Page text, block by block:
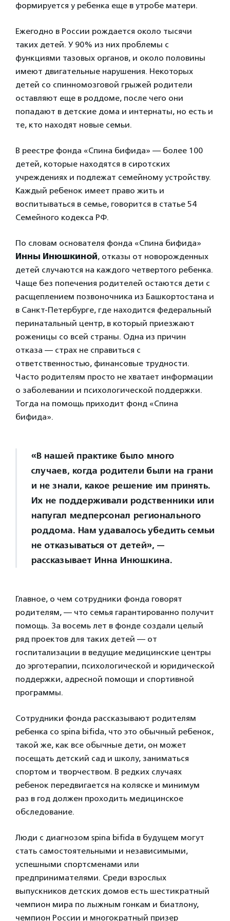
формируется у ребенка еще в утробе матери.
Ежегодно в России рождается около тысячи
таких детей. У 90% из них проблемы с
функциями тазовых органов, и около половины
имеют двигательные нарушения. Некоторых
детей со спинномозговой грыжей родители
оставляют еще в роддоме, после чего они
попадают в детские дома и интернаты, но есть и
те, кто находят новые семьи.
В реестре фонда «Спина бифида» — более 100
детей, которые находятся в сиротских
учреждениях и подлежат семейному устройству.
Каждый ребенок имеет право жить и
воспитываться в семье, говорится в статье 54
Семейного кодекса РФ.
По словам основателя фонда «Спина бифида»
Инны Инюшкиной, отказы от новорожденных
детей случаются на каждого четвертого ребенка.
Чаще без попечения родителей остаются дети с
расщеплением позвоночника из Башкортостана и
в Санкт-Петербурге, где находится федеральный
перинатальный центр, в который приезжают
роженицы со всей страны. Одна из причин
отказа — страх не справиться с
ответственностью, финансовые трудности.
Часто родителям просто не хватает информации
о заболевании и психологической поддержки.
Тогда на помощь приходит фонд «Спина
бифида».
«В нашей практике было много
случаев, когда родители были на грани
и не знали, какое решение им принять.
Их не поддерживали родственники или
напугал медперсонал регионального
роддома. Нам удавалось убедить семьи
не отказываться от детей», —
рассказывает Инна Инюшкина.
Главное, о чем сотрудники фонда говорят
родителям, — что семья гарантированно получит
помощь. За восемь лет в фонде создали целый
ряд проектов для таких детей — от
госпитализации в ведущие медицинские центры
до эрготерапии, психологической и юридической
поддержки, адресной помощи и спортивной
программы.
Сотрудники фонда рассказывают родителям
ребенка со spina bifida, что это обычный ребенок,
такой же, как все обычные дети, он может
посещать детский сад и школу, заниматься
спортом и творчеством. В редких случаях
ребенок передвигается на коляске и минимум
раз в год должен проходить медицинское
обследование.
Люди с диагнозом spina bifida в будущем могут
стать самостоятельными и независимыми,
успешными спортсменами или
предпринимателями. Среди взрослых
выпускников детских домов есть шестикратный
чемпион мира по лыжным гонкам и биатлону,
чемпион России и многократный призер